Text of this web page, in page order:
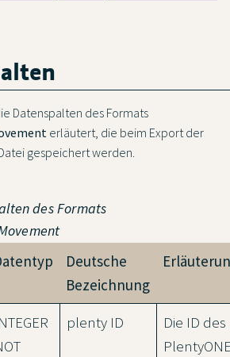
Datenspalten des Formats
erläutert, die beim Export der
gespeichert werden.
des Formats
Deutsche
Bezeichnung
plenty ID
Die ID des